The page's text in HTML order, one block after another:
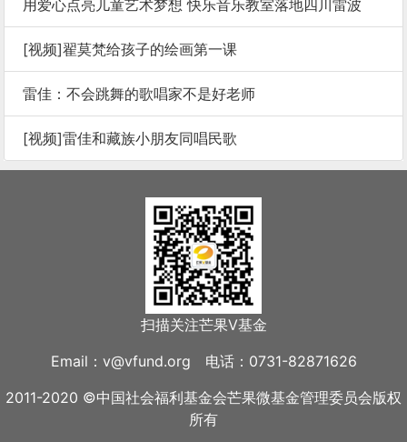
用爱心点亮儿童艺术梦想 快乐音乐教室落地四川雷波
[视频]翟莫梵给孩子的绘画第一课
雷佳：不会跳舞的歌唱家不是好老师
[视频]雷佳和藏族小朋友同唱民歌
扫描关注芒果V基金
Email：v@vfund.org 电话：0731-82871626
2011-2020 ©中国社会福利基金会芒果微基金管理委员会版权
所有